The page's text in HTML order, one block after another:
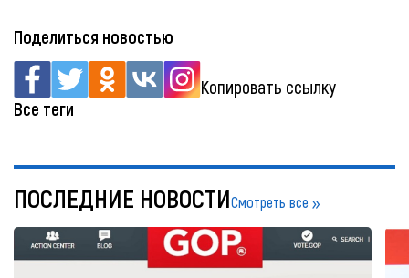
Поделиться новостью
Копировать ссылку
Все теги
ПОСЛЕДНИЕ НОВОСТИСмотреть все